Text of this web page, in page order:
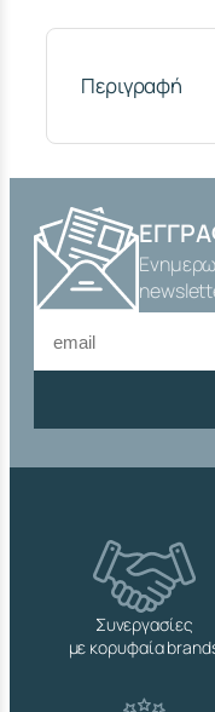
Σ
1
Σ
.
-
Θ
Η
.
1
0
m
Α
Περιγραφή
Συνεργασίες
με κορυφαία